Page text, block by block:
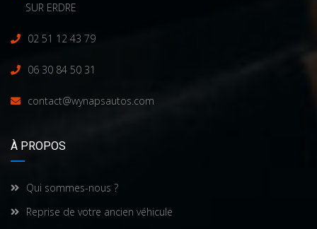
SUR ERDRE
02 51 12 43 79
06 30 84 50 31
contact@wynapsautos.com
À PROPOS
Qui sommes-nous ?
Reprise de votre ancien véhicule